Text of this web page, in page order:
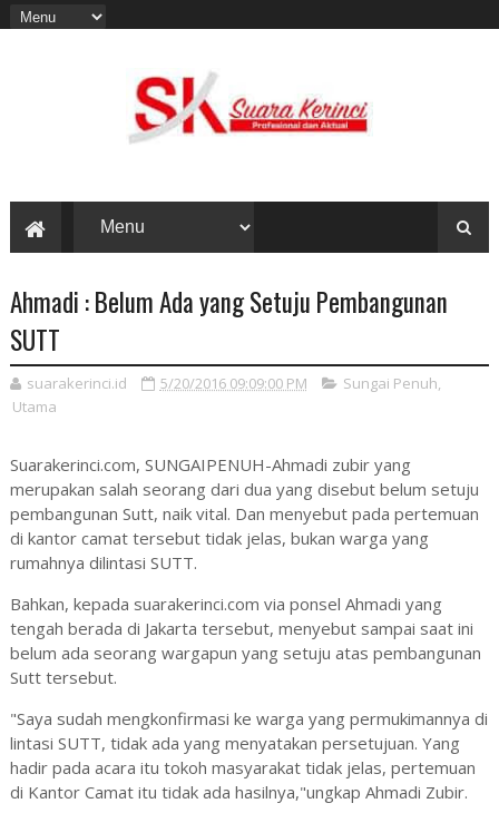
Ahmadi : Belum Ada yang Setuju Pembangunan
SUTT
suarakerinci.id 5/20/2016 09:09:00 PM Sungai Penuh,
Utama
Suarakerinci.com, SUNGAIPENUH-Ahmadi zubir yang
merupakan salah seorang dari dua yang disebut belum setuju
pembangunan Sutt, naik vital. Dan menyebut pada pertemuan
di kantor camat tersebut tidak jelas, bukan warga yang
rumahnya dilintasi SUTT.
Bahkan, kepada suarakerinci.com via ponsel Ahmadi yang
tengah berada di Jakarta tersebut, menyebut sampai saat ini
belum ada seorang wargapun yang setuju atas pembangunan
Sutt tersebut.
"Saya sudah mengkonfirmasi ke warga yang permukimannya di
lintasi SUTT, tidak ada yang menyatakan persetujuan. Yang
hadir pada acara itu tokoh masyarakat tidak jelas, pertemuan
di Kantor Camat itu tidak ada hasilnya,"ungkap Ahmadi Zubir.